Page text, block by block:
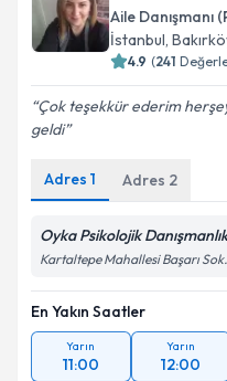
Aile Danışmanı
İstanbul,
4.9 (241
Çok teşekkür ederim
geldi
Adres 1 Adres 2
Oyka Psikolojik Danışmanlık
Kartaltepe Mahallesi Başarı
En Yakın Saatler
Yarın
11:00
Yarın
12:00